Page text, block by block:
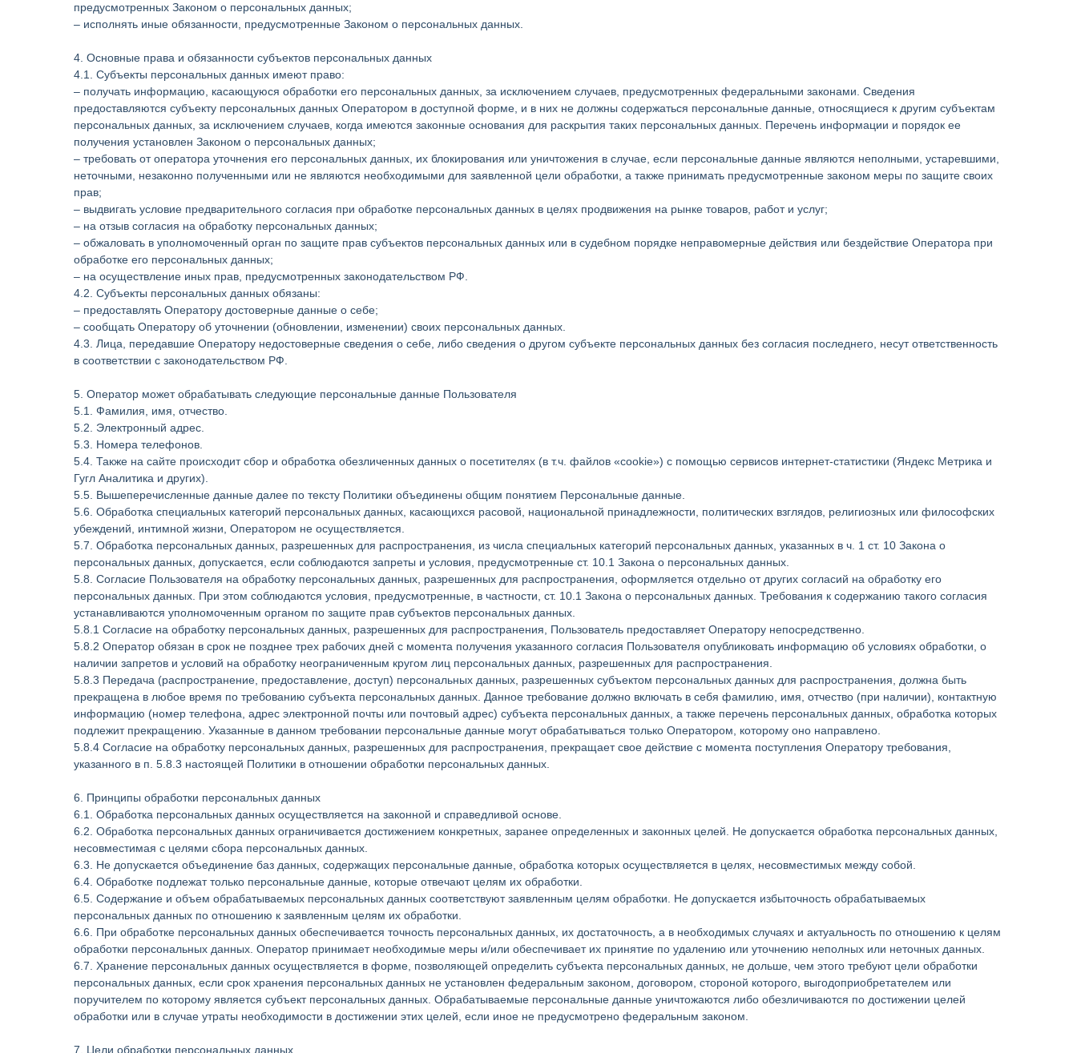
предусмотренных Законом о персональных данных;
– исполнять иные обязанности, предусмотренные Законом о персональных данных.
4. Основные права и обязанности субъектов персональных данных
4.1. Субъекты персональных данных имеют право:
– получать информацию, касающуюся обработки его персональных данных, за исключением случаев, предусмотренных федеральными законами. Сведения
предоставляются субъекту персональных данных Оператором в доступной форме, и в них не должны содержаться персональные данные, относящиеся к другим субъектам
персональных данных, за исключением случаев, когда имеются законные основания для раскрытия таких персональных данных. Перечень информации и порядок ее
получения установлен Законом о персональных данных;
– требовать от оператора уточнения его персональных данных, их блокирования или уничтожения в случае, если персональные данные являются неполными, устаревшими,
неточными, незаконно полученными или не являются необходимыми для заявленной цели обработки, а также принимать предусмотренные законом меры по защите своих
прав;
– выдвигать условие предварительного согласия при обработке персональных данных в целях продвижения на рынке товаров, работ и услуг;
– на отзыв согласия на обработку персональных данных;
– обжаловать в уполномоченный орган по защите прав субъектов персональных данных или в судебном порядке неправомерные действия или бездействие Оператора при
обработке его персональных данных;
– на осуществление иных прав, предусмотренных законодательством РФ.
4.2. Субъекты персональных данных обязаны:
– предоставлять Оператору достоверные данные о себе;
– сообщать Оператору об уточнении (обновлении, изменении) своих персональных данных.
4.3. Лица, передавшие Оператору недостоверные сведения о себе, либо сведения о другом субъекте персональных данных без согласия последнего, несут ответственность
в соответствии с законодательством РФ.
5. Оператор может обрабатывать следующие персональные данные Пользователя
5.1. Фамилия, имя, отчество.
5.2. Электронный адрес.
5.3. Номера телефонов.
5.4. Также на сайте происходит сбор и обработка обезличенных данных о посетителях (в т.ч. файлов «cookie») с помощью сервисов интернет-статистики (Яндекс Метрика и
Гугл Аналитика и других).
5.5. Вышеперечисленные данные далее по тексту Политики объединены общим понятием Персональные данные.
5.6. Обработка специальных категорий персональных данных, касающихся расовой, национальной принадлежности, политических взглядов, религиозных или философских
убеждений, интимной жизни, Оператором не осуществляется.
5.7. Обработка персональных данных, разрешенных для распространения, из числа специальных категорий персональных данных, указанных в ч. 1 ст. 10 Закона о
персональных данных, допускается, если соблюдаются запреты и условия, предусмотренные ст. 10.1 Закона о персональных данных.
5.8. Согласие Пользователя на обработку персональных данных, разрешенных для распространения, оформляется отдельно от других согласий на обработку его
персональных данных. При этом соблюдаются условия, предусмотренные, в частности, ст. 10.1 Закона о персональных данных. Требования к содержанию такого согласия
устанавливаются уполномоченным органом по защите прав субъектов персональных данных.
5.8.1 Согласие на обработку персональных данных, разрешенных для распространения, Пользователь предоставляет Оператору непосредственно.
5.8.2 Оператор обязан в срок не позднее трех рабочих дней с момента получения указанного согласия Пользователя опубликовать информацию об условиях обработки, о
наличии запретов и условий на обработку неограниченным кругом лиц персональных данных, разрешенных для распространения.
5.8.3 Передача (распространение, предоставление, доступ) персональных данных, разрешенных субъектом персональных данных для распространения, должна быть
прекращена в любое время по требованию субъекта персональных данных. Данное требование должно включать в себя фамилию, имя, отчество (при наличии), контактную
информацию (номер телефона, адрес электронной почты или почтовый адрес) субъекта персональных данных, а также перечень персональных данных, обработка которых
подлежит прекращению. Указанные в данном требовании персональные данные могут обрабатываться только Оператором, которому оно направлено.
5.8.4 Согласие на обработку персональных данных, разрешенных для распространения, прекращает свое действие с момента поступления Оператору требования,
указанного в п. 5.8.3 настоящей Политики в отношении обработки персональных данных.
6. Принципы обработки персональных данных
6.1. Обработка персональных данных осуществляется на законной и справедливой основе.
6.2. Обработка персональных данных ограничивается достижением конкретных, заранее определенных и законных целей. Не допускается обработка персональных данных,
несовместимая с целями сбора персональных данных.
6.3. Не допускается объединение баз данных, содержащих персональные данные, обработка которых осуществляется в целях, несовместимых между собой.
6.4. Обработке подлежат только персональные данные, которые отвечают целям их обработки.
6.5. Содержание и объем обрабатываемых персональных данных соответствуют заявленным целям обработки. Не допускается избыточность обрабатываемых
персональных данных по отношению к заявленным целям их обработки.
6.6. При обработке персональных данных обеспечивается точность персональных данных, их достаточность, а в необходимых случаях и актуальность по отношению к целям
обработки персональных данных. Оператор принимает необходимые меры и/или обеспечивает их принятие по удалению или уточнению неполных или неточных данных.
6.7. Хранение персональных данных осуществляется в форме, позволяющей определить субъекта персональных данных, не дольше, чем этого требуют цели обработки
персональных данных, если срок хранения персональных данных не установлен федеральным законом, договором, стороной которого, выгодоприобретателем или
поручителем по которому является субъект персональных данных. Обрабатываемые персональные данные уничтожаются либо обезличиваются по достижении целей
обработки или в случае утраты необходимости в достижении этих целей, если иное не предусмотрено федеральным законом.
7. Цели обработки персональных данных